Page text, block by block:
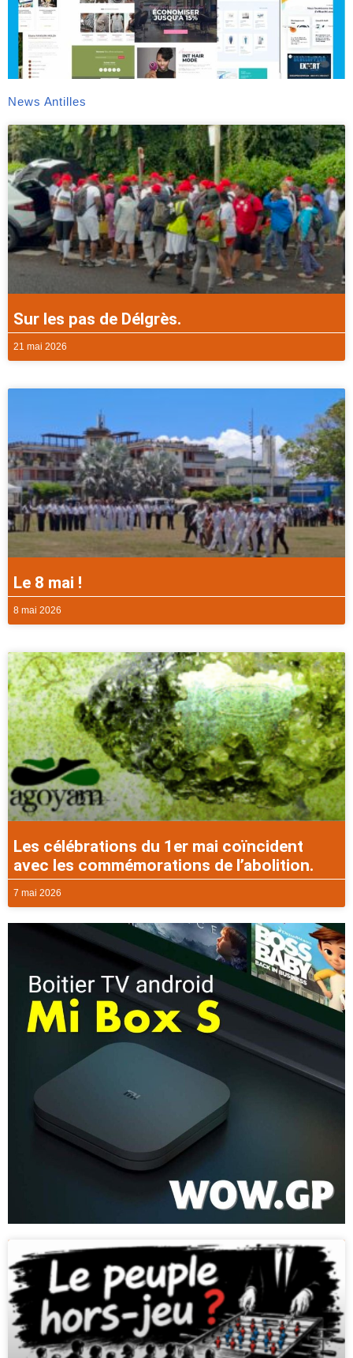
News Antilles
Sur les pas de Délgrès.
21 mai 2026
Le 8 mai !
8 mai 2026
Les célébrations du 1er mai coïncident
avec les commémorations de l’abolition.
7 mai 2026